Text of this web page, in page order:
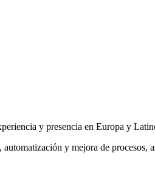
y presencia en Europa y
y mejora de procesos,